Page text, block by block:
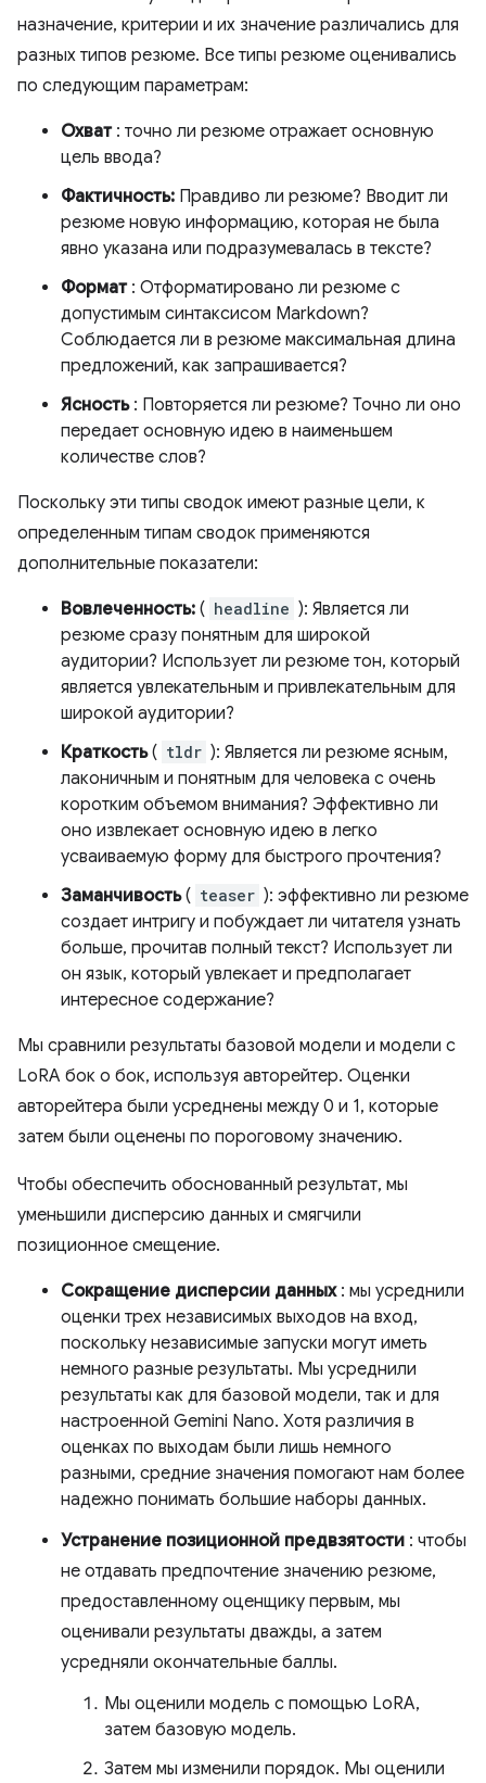
назначение, критерии и их значение различались для
разных типов резюме. Все типы резюме оценивались
по следующим параметрам:
Охват: точно ли резюме отражает основную
цель ввода?
Фактичность: Правдиво ли резюме? Вводит ли
резюме новую информацию, которая не была
явно указана или подразумевалась в тексте?
Формат: Отформатировано ли резюме с
допустимым синтаксисом Markdown?
Соблюдается ли в резюме максимальная длина
предложений, как запрашивается?
Ясность: Повторяется ли резюме? Точно ли оно
передает основную идею в наименьшем
количестве слов?
Поскольку эти типы сводок имеют разные цели, к
определенным типам сводок применяются
дополнительные показатели:
Вовлеченность: ( headline ): Является ли
резюме сразу понятным для широкой
аудитории? Использует ли резюме тон, который
является увлекательным и привлекательным для
широкой аудитории?
Краткость( tldr ): Является ли резюме ясным,
лаконичным и понятным для человека с очень
коротким объемом внимания? Эффективно ли
оно извлекает основную идею в легко
усваиваемую форму для быстрого прочтения?
Заманчивость( teaser ): эффективно ли резюме
создает интригу и побуждает ли читателя узнать
больше, прочитав полный текст? Использует ли
он язык, который увлекает и предполагает
интересное содержание?
Мы сравнили результаты базовой модели и модели с
LoRA бок о бок, используя авторейтер. Оценки
авторейтера были усреднены между 0 и 1, которые
затем были оценены по пороговому значению.
Чтобы обеспечить обоснованный результат, мы
уменьшили дисперсию данных и смягчили
позиционное смещение.
Сокращение дисперсии данных: мы усреднили
оценки трех независимых выходов на вход,
поскольку независимые запуски могут иметь
немного разные результаты. Мы усреднили
результаты как для базовой модели, так и для
настроенной Gemini Nano. Хотя различия в
оценках по выходам были лишь немного
разными, средние значения помогают нам более
надежно понимать большие наборы данных.
Устранение позиционной предвзятости : чтобы
не отдавать предпочтение значению резюме,
предоставленному оценщику первым, мы
оценивали результаты дважды, а затем
усредняли окончательные баллы.
Мы оценили модель с помощью LoRA,
затем базовую модель.
Затем мы изменили порядок. Мы оценили